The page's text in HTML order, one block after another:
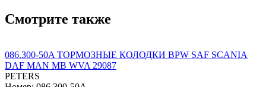
Смотрите также
086.300-50A ТОРМОЗНЫЕ КОЛОДКИ BPW SAF SCANIA
DAF MAN MB WVA 29087
PETERS